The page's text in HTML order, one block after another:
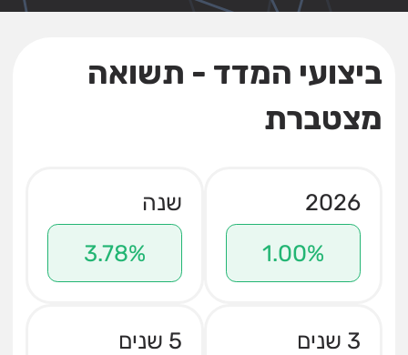
ביצועי המדד - תשואה
מצטברת
2026
1.00%
שנה
3.78%
3 שנים
5 שנים